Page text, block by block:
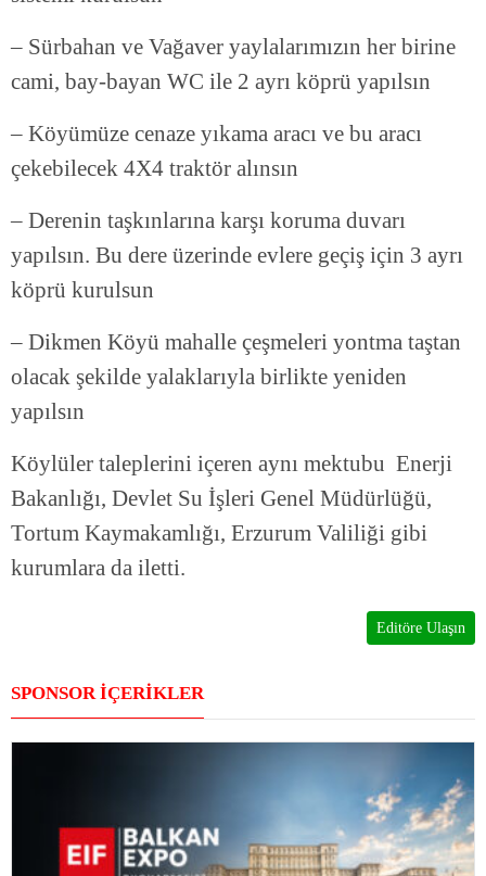
– Sürbahan ve Vağaver yaylalarımızın her birine
cami, bay-bayan WC ile 2 ayrı köprü yapılsın
– Köyümüze cenaze yıkama aracı ve bu aracı
çekebilecek 4X4 traktör alınsın
– Derenin taşkınlarına karşı koruma duvarı
yapılsın. Bu dere üzerinde evlere geçiş için 3 ayrı
köprü kurulsun
– Dikmen Köyü mahalle çeşmeleri yontma taştan
olacak şekilde yalaklarıyla birlikte yeniden
yapılsın
Köylüler taleplerini içeren aynı mektubu Enerji
Bakanlığı, Devlet Su İşleri Genel Müdürlüğü,
Tortum Kaymakamlığı, Erzurum Valiliği gibi
kurumlara da iletti.
Editöre Ulaşın
SPONSOR İÇERİKLER